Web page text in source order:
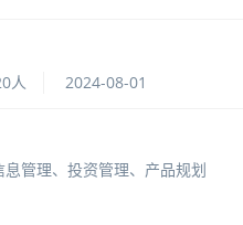
人 2024-08-01
管理、投资管理、产品规划